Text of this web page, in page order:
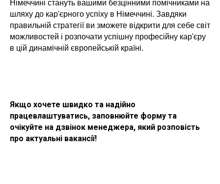
Німеччині стануть вашими безцінними помічниками на
шляху до кар'єрного успіху в Німеччині. Завдяки
правильній стратегії ви зможете відкрити для себе світ
можливостей і розпочати успішну професійну кар'єру
в цій динамічній європейській країні.
Якщо хочете швидко та надійно
працевлаштуватись, заповнюйте форму та
очікуйте на дзвінок менеджера, який розповість
про актуальні вакансії!